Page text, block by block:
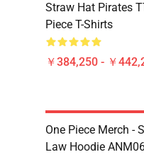
Straw Hat Pirates
Piece T-Shirts
￥384,250 - ￥
One Piece Merch -
Law Hoodie